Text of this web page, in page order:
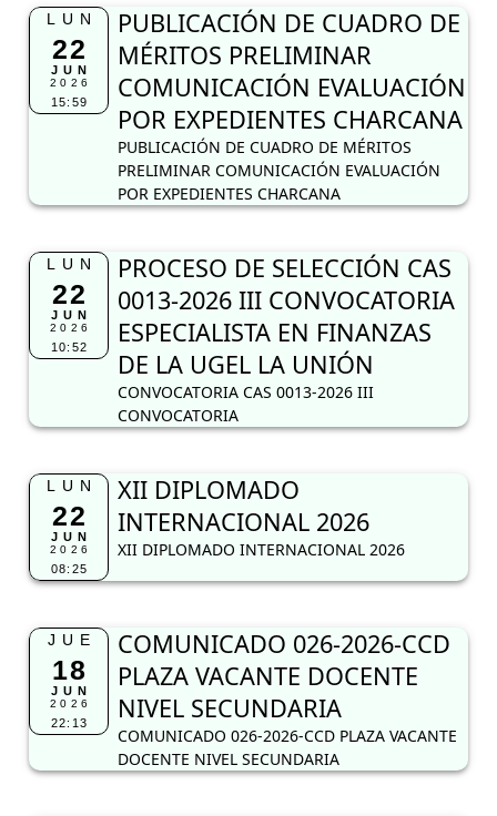
LUN
22
JUN
2026
15:59
PUBLICACIÓN DE CUADRO DE
MÉRITOS PRELIMINAR
COMUNICACIÓN EVALUACIÓN
POR EXPEDIENTES CHARCANA
PUBLICACIÓN DE CUADRO DE MÉRITOS
PRELIMINAR COMUNICACIÓN EVALUACIÓN
POR EXPEDIENTES CHARCANA
LUN
22
JUN
2026
10:52
PROCESO DE SELECCIÓN CAS
0013-2026 III CONVOCATORIA
ESPECIALISTA EN FINANZAS
DE LA UGEL LA UNIÓN
CONVOCATORIA CAS 0013-2026 III
CONVOCATORIA
LUN
22
JUN
2026
08:25
XII DIPLOMADO
INTERNACIONAL 2026
XII DIPLOMADO INTERNACIONAL 2026
JUE
18
JUN
2026
22:13
COMUNICADO 026-2026-CCD
PLAZA VACANTE DOCENTE
NIVEL SECUNDARIA
COMUNICADO 026-2026-CCD PLAZA VACANTE
DOCENTE NIVEL SECUNDARIA